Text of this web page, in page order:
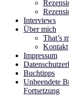
Interviews
Über mich
That’s
Kontakt
Impressum
Buchtipps
Unbeendete
Fortsetzung